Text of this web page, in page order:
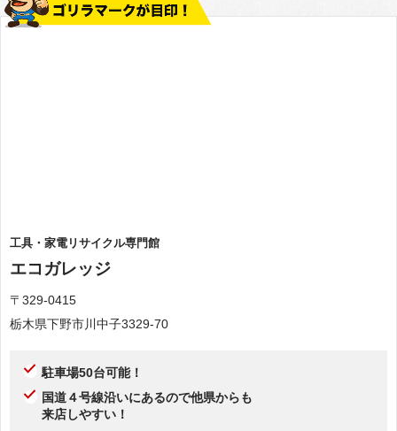
工具・家電リサイクル専門館
エコガレッジ
〒329-0415
栃木県下野市川中子3329-70
駐車場50台可能！
国道４号線沿いにあるので他県からも
来店しやすい！